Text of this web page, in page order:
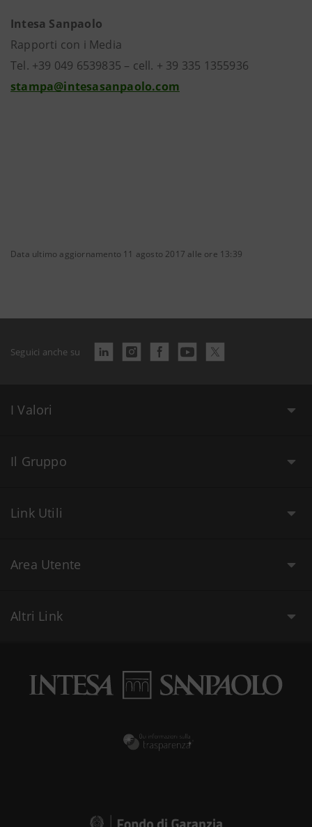
Intesa Sanpaolo
Rapporti con i Media
Tel. +39 049 6539835 – cell. + 39 335 1355936
stampa@intesasanpaolo.com
Data ultimo aggiornamento 11 agosto 2017 alle ore 13:39
Seguici anche su
I Valori
Il Gruppo
Link Utili
Area Utente
Altri Link